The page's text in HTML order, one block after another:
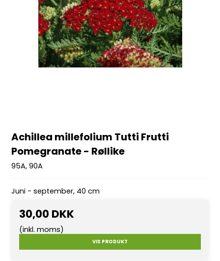
Achillea millefolium Tutti Frutti
Pomegranate - Røllike
95A, 90A
Juni - september, 40 cm
30,00 DKK
(inkl. moms)
VIS PRODUKT